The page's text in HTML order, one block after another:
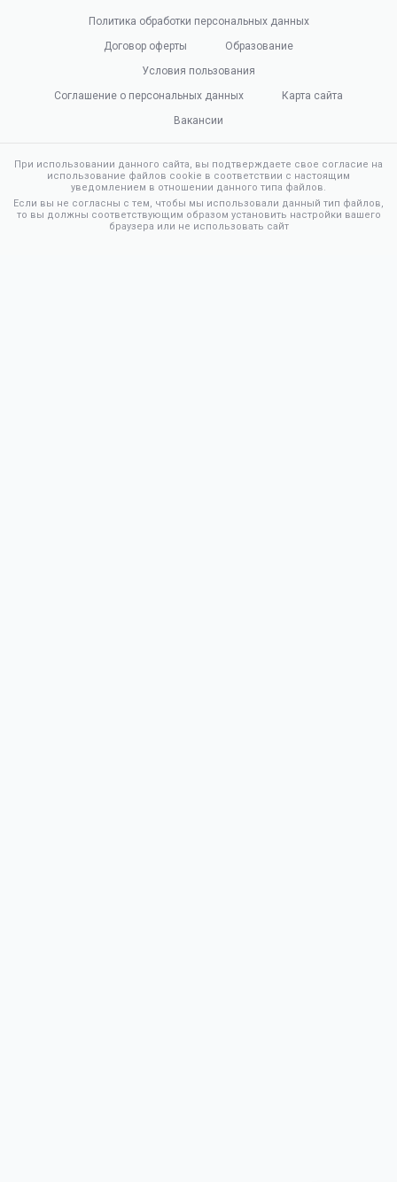
Политика обработки персональных данных
Договор оферты
Образование
Условия пользования
Соглашение о персональных данных
Карта сайта
Вакансии
При использовании данного сайта, вы подтверждаете свое согласие на
использование файлов cookie в соответствии с настоящим
уведомлением в отношении данного типа файлов.
Если вы не согласны с тем, чтобы мы использовали данный тип файлов,
то вы должны соответствующим образом установить настройки вашего
браузера или не использовать сайт